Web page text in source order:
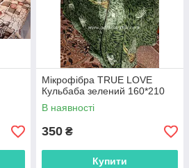
Мікрофібра TRUE LOVE
Кульбаба зелений 160*210
В наявності
350 ₴
Купити